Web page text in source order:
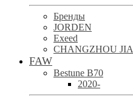
Бренды
JORDEN
Exeed
CHANGZHOU
FAW
Bestune B70
2020-